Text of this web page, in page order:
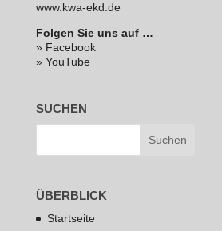
www.kwa-ekd.de
Folgen Sie uns auf …
» Facebook
» YouTube
SUCHEN
ÜBERBLICK
Startseite